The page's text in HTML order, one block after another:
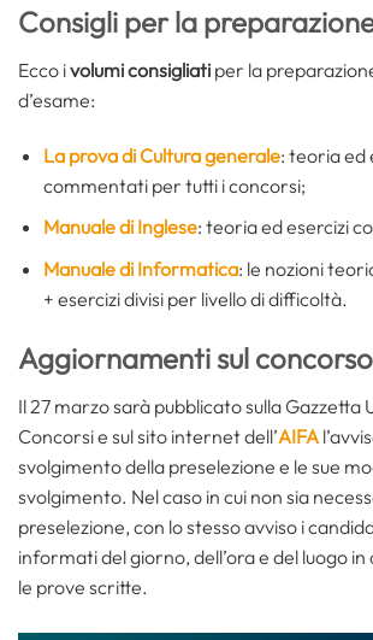
Consigli per la
Ecco ivolumi consigliati per la
d’esame:
La prova di Cultura generale: teoria ed
commentati per tutti i concorsi;
Manuale di Inglese: teoria ed esercizi
Manuale di Informatica: le nozioni
+ esercizi divisi per livello di difficoltà.
Aggiornamenti sul concorso
Il 27 marzo sarà pubblicato sulla Gazzetta
Concorsi e sul sito internet dell’AIFA
svolgimento della preselezione e le sue
svolgimento. Nel caso in cui non sia
preselezione, con lo stesso avviso i
informati del giorno, dell’ora e del luogo in
le prove scritte.